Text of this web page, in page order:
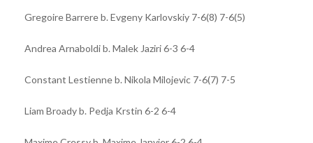
Gregoire Barrere b. Evgeny Karlovskiy 7-6(8) 7-6(5)
Andrea Arnaboldi b. Malek Jaziri 6-3 6-4
Constant Lestienne b. Nikola Milojevic 7-6(7) 7-5
Liam Broady b. Pedja Krstin 6-2 6-4